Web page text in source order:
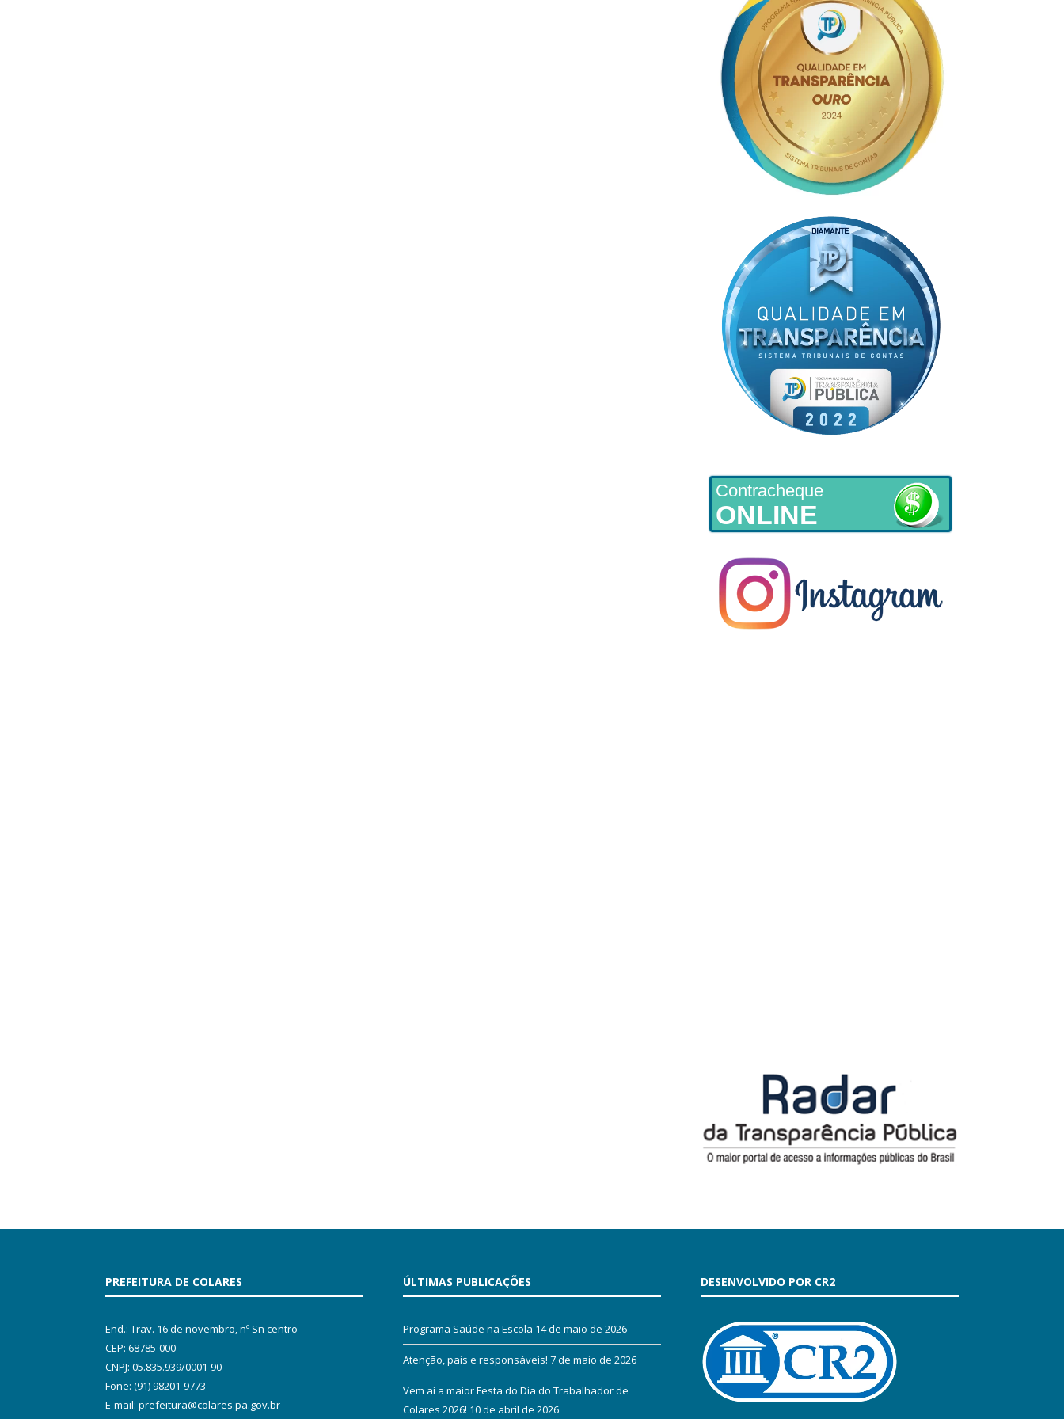
Contracheque
ONLINE
PREFEITURA DE COLARES
End.: Trav. 16 de novembro, nº Sn centro
CEP: 68785-000
CNPJ: 05.835.939/0001-90
Fone: (91) 98201-9773
E-mail: prefeitura@colares.pa.gov.br
ÚLTIMAS PUBLICAÇÕES
Programa Saúde na Escola 14 de maio de 2026
Atenção, pais e responsáveis! 7 de maio de 2026
Vem aí a maior Festa do Dia do Trabalhador de
Colares 2026! 10 de abril de 2026
DESENVOLVIDO POR CR2